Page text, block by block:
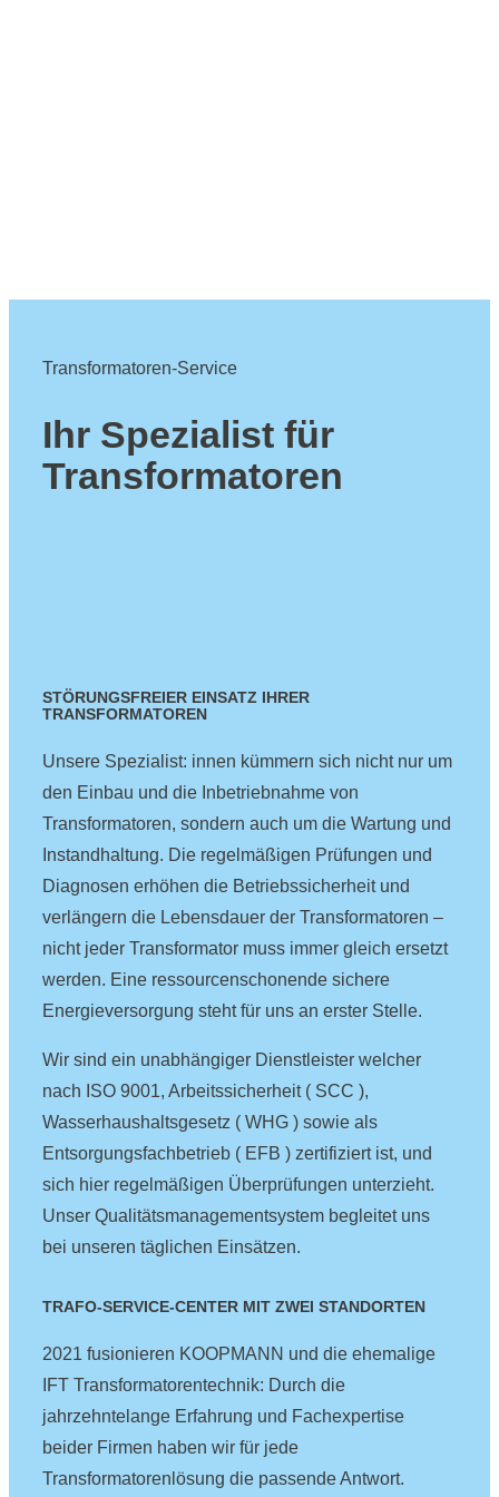
Transformatoren-Service
Ihr Spezialist für
Transformatoren
STÖRUNGSFREIER EINSATZ IHRER
TRANSFORMATOREN
Unsere Spezialist: innen kümmern sich nicht nur um
den Einbau und die Inbetriebnahme von
Transformatoren, sondern auch um die Wartung und
Instandhaltung. Die regelmäßigen Prüfungen und
Diagnosen erhöhen die Betriebssicherheit und
verlängern die Lebensdauer der Transformatoren –
nicht jeder Transformator muss immer gleich ersetzt
werden. Eine ressourcenschonende sichere
Energieversorgung steht für uns an erster Stelle.
Wir sind ein unabhängiger Dienstleister welcher
nach ISO 9001, Arbeitssicherheit ( SCC ),
Wasserhaushaltsgesetz ( WHG ) sowie als
Entsorgungsfachbetrieb ( EFB ) zertifiziert ist, und
sich hier regelmäßigen Überprüfungen unterzieht.
Unser Qualitätsmanagementsystem begleitet uns
bei unseren täglichen Einsätzen.
TRAFO-SERVICE-CENTER MIT ZWEI STANDORTEN
2021 fusionieren KOOPMANN und die ehemalige
IFT Transformatorentechnik: Durch die
jahrzehntelange Erfahrung und Fachexpertise
beider Firmen haben wir für jede
Transformatorenlösung die passende Antwort.